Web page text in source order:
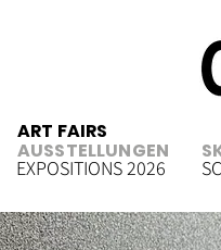
EXPOSITIONS 2026
ART FAIRS
AUSSTELLUNGEN